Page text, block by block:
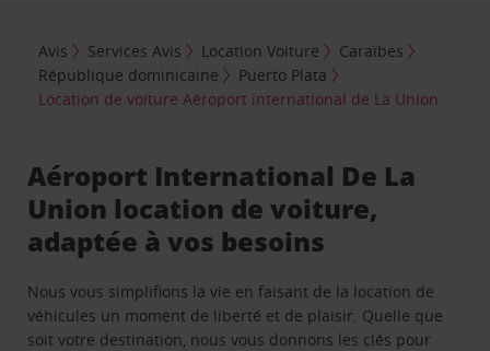
Avis Services Avis Location Voiture
Caraïbes
République dominicaine
Puerto Plata
Location de voiture Aéroport international de La Union
Aéroport International De La
Union location de voiture,
adaptée à vos besoins
Nous vous simplifions la vie en faisant de la location de
véhicules un moment de liberté et de plaisir. Quelle que
soit votre destination, nous vous donnons les clés pour